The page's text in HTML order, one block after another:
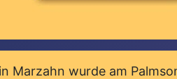
wurde am